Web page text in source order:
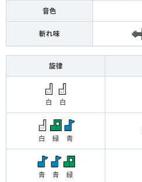
音色
斬れ味
旋律
白 白
白 緑 青
青 青 緑